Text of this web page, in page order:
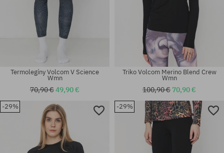
Dostupné veľkosti:
Dostupné veľkosti:
Termolegíny Volcom V Science
Wmn
70,90 €49,90 €
Triko Volcom Merino Blend Crew
Wmn
100,90 € 70,90 €
-29% -29%